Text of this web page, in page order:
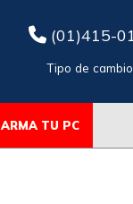
(01)415-
Tipo de
ARMA TU PC